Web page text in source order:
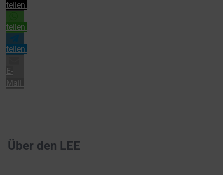
teilen
teilen
teilen
E-
Mail
Über den LEE